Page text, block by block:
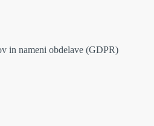
in nameni obdelave (GDPR)